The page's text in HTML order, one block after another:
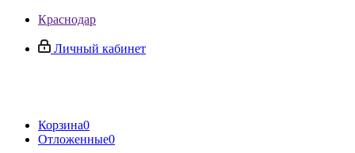
Краснодар
Личный кабинет
Корзина0
Отложенные0